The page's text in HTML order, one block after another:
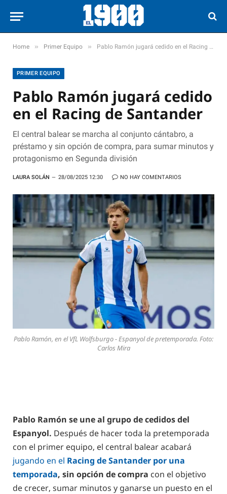
Home » Primer Equipo » Pablo Ramón jugará cedido en el Racing de Santander
PRIMER EQUIPO
Pablo Ramón jugará cedido
en el Racing de Santander
El central balear se marcha al conjunto cántabro, a
préstamo y sin opción de compra, para sumar minutos y
protagonismo en Segunda división
LAURA SOLÁN 28/08/2025 12:30 NO HAY COMENTARIOS
Pablo Ramón, en el VfL Wolfsburgo - Espanyol de pretemporada. Foto:
Carlos Mira
Pablo Ramón se une al grupo de cedidos del
Espanyol. Después de hacer toda la pretemporada
con el primer equipo, el central balear acabará
jugando en el Racing de Santander por una
temporada, sin opción de compra con el objetivo
de crecer, sumar minutos y ganarse un puesto en el